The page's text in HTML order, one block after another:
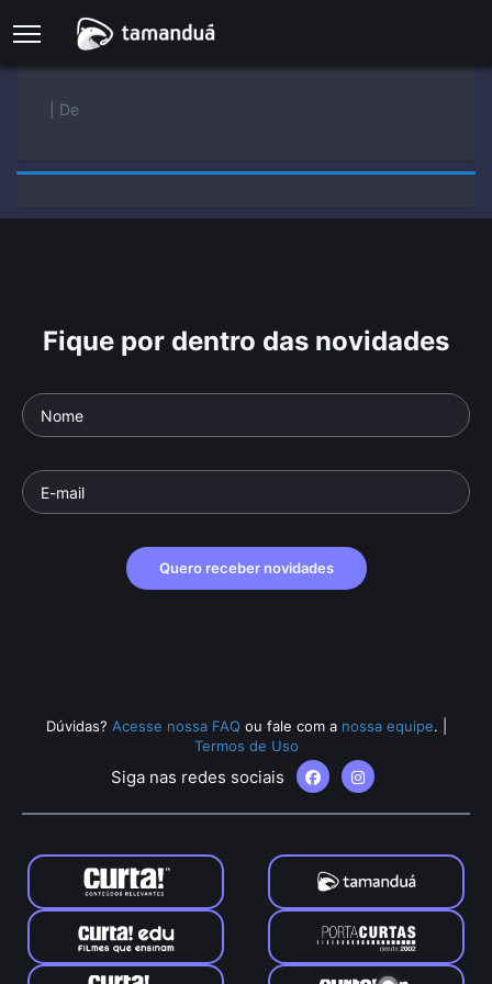
| De
Fique por dentro das novidades
Quero receber novidades
Dúvidas? Acesse nossa FAQ ou fale com a nossa equipe.
Termos de Uso
Siga nas redes sociais